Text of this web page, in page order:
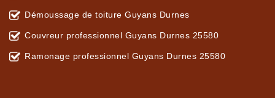
Démoussage de toiture Guyans Durnes
Couvreur professionnel Guyans Durnes 25580
Ramonage professionnel Guyans Durnes 25580